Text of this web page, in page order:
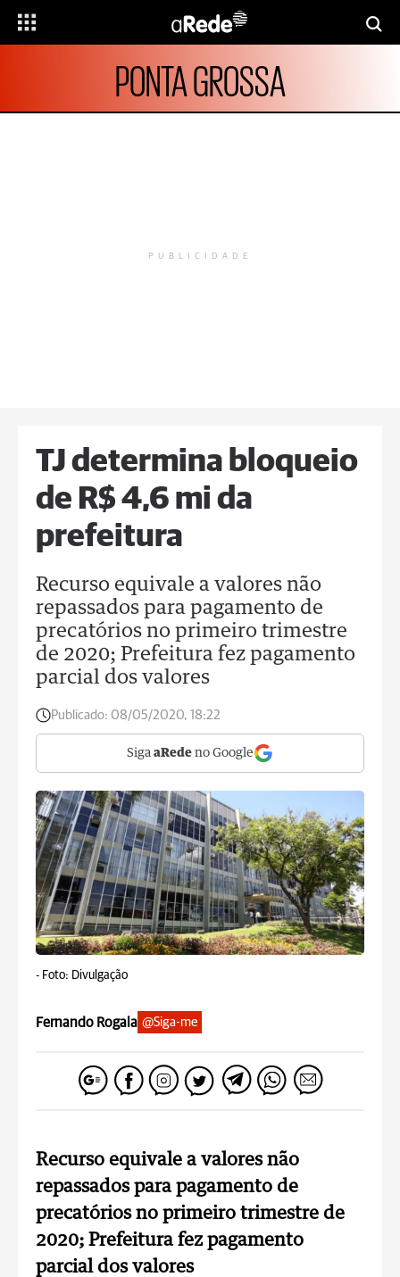
PONTA GROSSA
PUBLICIDADE
TJ determina bloqueio
de R$ 4,6 mi da
prefeitura
Recurso equivale a valores não
repassados para pagamento de
precatórios no primeiro trimestre
de 2020; Prefeitura fez pagamento
parcial dos valores
Publicado: 08/05/2020, 18:22
Siga aRede no Google
- Foto: Divulgação
Fernando Rogala @Siga-me
Recurso equivale a valores não
repassados para pagamento de
precatórios no primeiro trimestre de
2020; Prefeitura fez pagamento
parcial dos valores